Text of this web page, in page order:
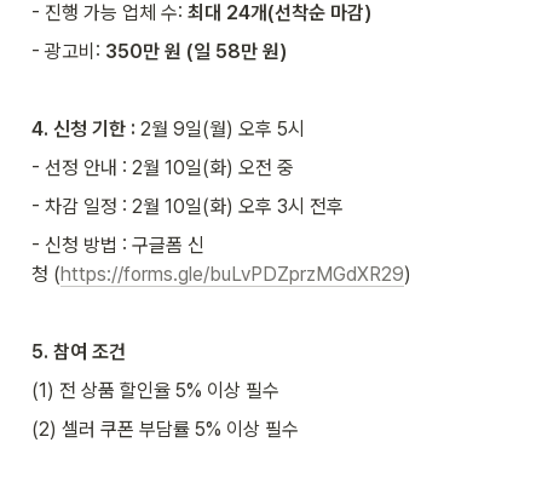
- 진행 가능 업체 수: 최대 24개(선착순 마감)
- 광고비: 350만 원 (일 58만 원)
4. 신청 기한 : 2월 9일(월) 오후 5시
- 선정 안내 : 2월 10일(화) 오전 중
- 차감 일정 : 2월 10일(화) 오후 3시 전후
- 신청 방법 : 구글폼 신
청 (https://forms.gle/buLvPDZprzMGdXR29)
5. 참여 조건
(1) 전 상품 할인율 5% 이상 필수
(2) 셀러 쿠폰 부담률 5% 이상 필수